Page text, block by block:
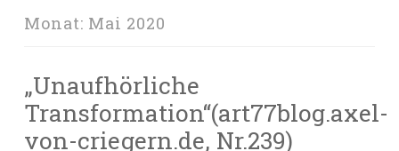
Monat: Mai 2020
„Unaufhörliche
Transformation“(art77blog.axel-
von-criegern.de, Nr.239)